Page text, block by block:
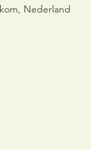
Nederland